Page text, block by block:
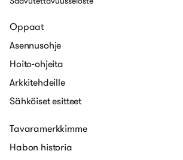
Oppaat
Asennusohje
Hoito-ohjeita
Arkkitehdeille
Sähköiset esitteet
Tavaramerkkimme
Habon historia